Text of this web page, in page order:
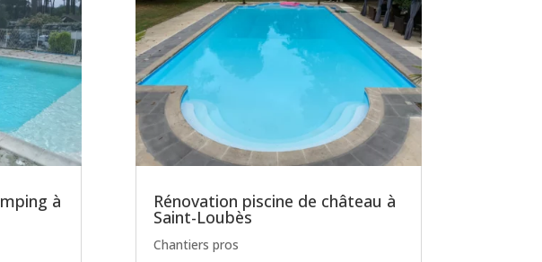
à Rénovation piscine de château à
Saint-Loubès
Chantiers pros